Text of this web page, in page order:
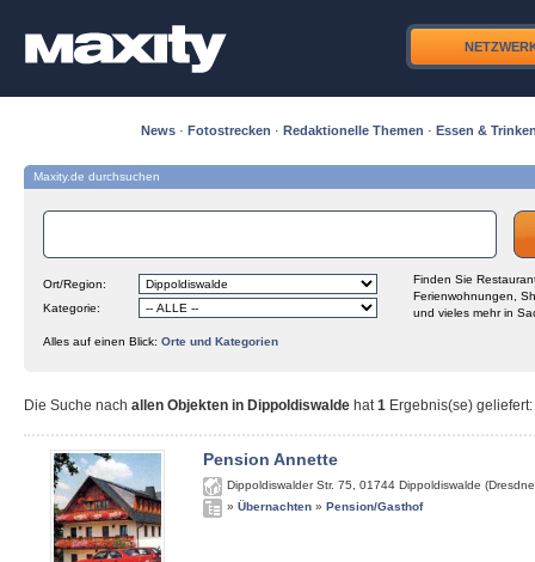
News · Fotostrecken · Redaktionelle Themen · Essen &
Maxity.de durchsuchen
Ort/Region:
Kategorie:
Finden Sie
Ferienwohnungen,
und vieles mehr in
Alles auf einen Blick: Orte und Kategorien
Die Suche nach allen Objekten in Dippoldiswalde hat1 Ergebnis(se) geliefert:
Pension Annette
Dippoldiswalder Str. 75 01744 Dippoldiswalde
» Übernachten » Pension/Gasthof